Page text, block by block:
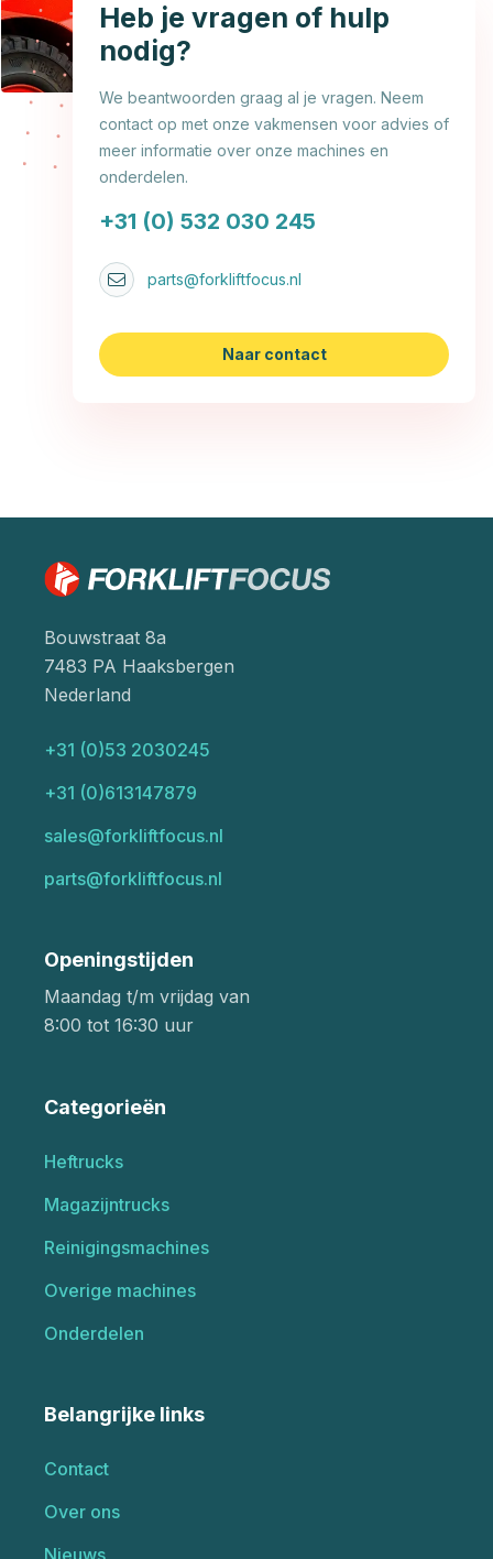
Heb je vragen of hulp
nodig?
We beantwoorden graag al je vragen. Neem
contact op met onze vakmensen voor advies of
meer informatie over onze machines en
onderdelen.
+31 (0) 532 030 245
parts@forkliftfocus.nl
Naar contact
Bouwstraat 8a
7483 PA Haaksbergen
Nederland
+31 (0)53 2030245
+31 (0)613147879
sales@forkliftfocus.nl
parts@forkliftfocus.nl
Openingstijden
Maandag t/m vrijdag van
8:00 tot 16:30 uur
Categorieën
Heftrucks
Magazijntrucks
Reinigingsmachines
Overige machines
Onderdelen
Belangrijke links
Contact
Over ons